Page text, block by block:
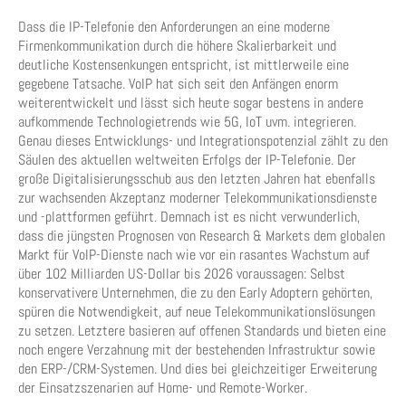
Dass die IP-Telefonie den Anforderungen an eine moderne
Firmenkommunikation durch die höhere Skalierbarkeit und
deutliche Kostensenkungen entspricht, ist mittlerweile eine
gegebene Tatsache. VoIP hat sich seit den Anfängen enorm
weiterentwickelt und lässt sich heute sogar bestens in andere
aufkommende Technologietrends wie 5G, IoT uvm. integrieren.
Genau dieses Entwicklungs- und Integrationspotenzial zählt zu den
Säulen des aktuellen weltweiten Erfolgs der IP-Telefonie. Der
große Digitalisierungsschub aus den letzten Jahren hat ebenfalls
zur wachsenden Akzeptanz moderner Telekommunikationsdienste
und -plattformen geführt. Demnach ist es nicht verwunderlich,
dass die jüngsten Prognosen von Research & Markets dem globalen
Markt für VoIP-Dienste nach wie vor ein rasantes Wachstum auf
über 102 Milliarden US-Dollar bis 2026 voraussagen: Selbst
konservativere Unternehmen, die zu den Early Adoptern gehörten,
spüren die Notwendigkeit, auf neue Telekommunikationslösungen
zu setzen. Letztere basieren auf offenen Standards und bieten eine
noch engere Verzahnung mit der bestehenden Infrastruktur sowie
den ERP-/CRM-Systemen. Und dies bei gleichzeitiger Erweiterung
der Einsatzszenarien auf Home- und Remote-Worker.